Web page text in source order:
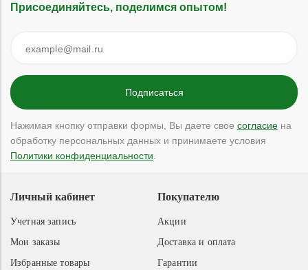
Присоединяйтесь, поделимся опытом!
Нажимая кнопку отправки формы, Вы даете свое согласие на
обработку персональных данных и принимаете условия
Политики конфиденциальности
Покупателю
Акции
Доставка и оплата
Гарантии
Личный кабинет
Учетная запись
Мои заказы
Избранные товары